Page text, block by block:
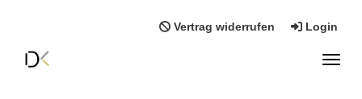
Vertrag widerrufen Login